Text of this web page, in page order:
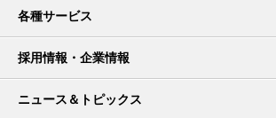
各種サービス
採用情報・企業情報
ニュース＆トピックス